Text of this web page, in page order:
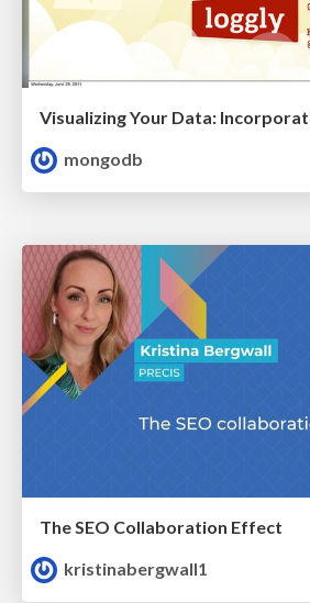
mongodb
The SEO Collaboration Effect
kristinabergwall1